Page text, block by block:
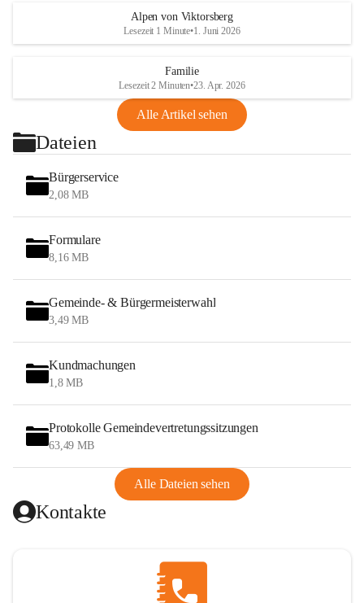
Alpen von Viktorsberg
Lesezeit 1 Minute•1. Juni 2026
Familie
Lesezeit 2 Minuten•23. Apr. 2026
Alle Artikel sehen
Dateien
Bürgerservice
2,08 MB
Formulare
8,16 MB
Gemeinde- & Bürgermeisterwahl
3,49 MB
Kundmachungen
1,8 MB
Protokolle Gemeindevertretungssitzungen
63,49 MB
Alle Dateien sehen
Kontakte